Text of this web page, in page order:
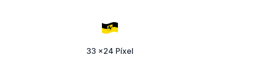
33 x24 Píxel